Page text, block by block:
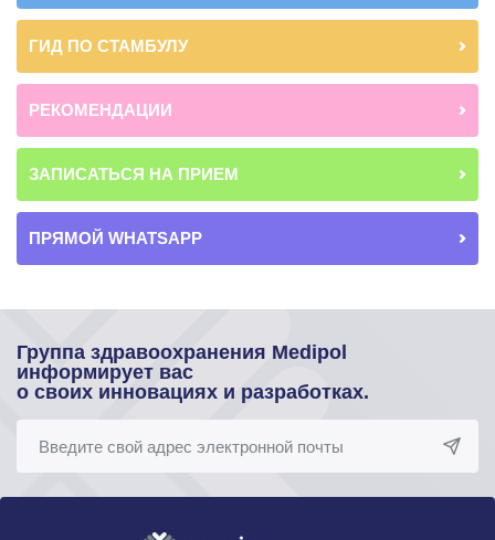
ГИД ПО СТАМБУЛУ
РЕКОМЕНДАЦИИ
ЗАПИСАТЬСЯ НА ПРИЕМ
ПРЯМОЙ WHATSAPP
Группа здравоохранения Medipol
информирует вас
о своих инновациях и разработках.